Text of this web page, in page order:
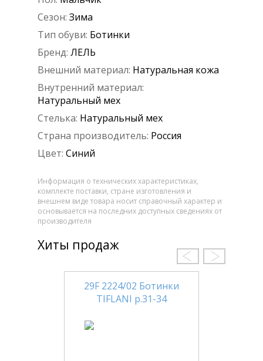
Сезон: Зима
Тип обуви: Ботинки
Бренд: ЛЕЛЬ
Внешний материал: Натуральная кожа
Внутренний материал:
Натуральный мех
Стелька: Натуральный мех
Страна производитель: Россия
Цвет: Синий
Информация о технических характеристиках,
комплекте поставки, стране изготовления и
внешнем виде товара носит справочный характер и
основывается на последних доступных сведениях от
производителя
Хиты продаж
29F 2224/02 Ботинки
TIFLANI р.31-34